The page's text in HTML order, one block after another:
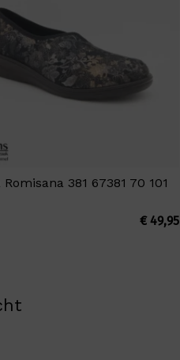
Romisana 381 67381 70 101
€49,95